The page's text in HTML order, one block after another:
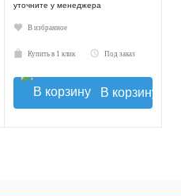
уточните у менеджера
В избранное
Купить в 1 клик Под заказ
В корзину